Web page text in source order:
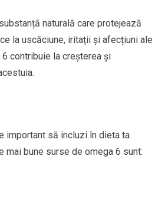
naturală care protejează
la uscăciune, iritații și afecțiuni ale
contribuie la creșterea și
important să incluzi în dieta ta
mai bune surse de omega 6 sunt: